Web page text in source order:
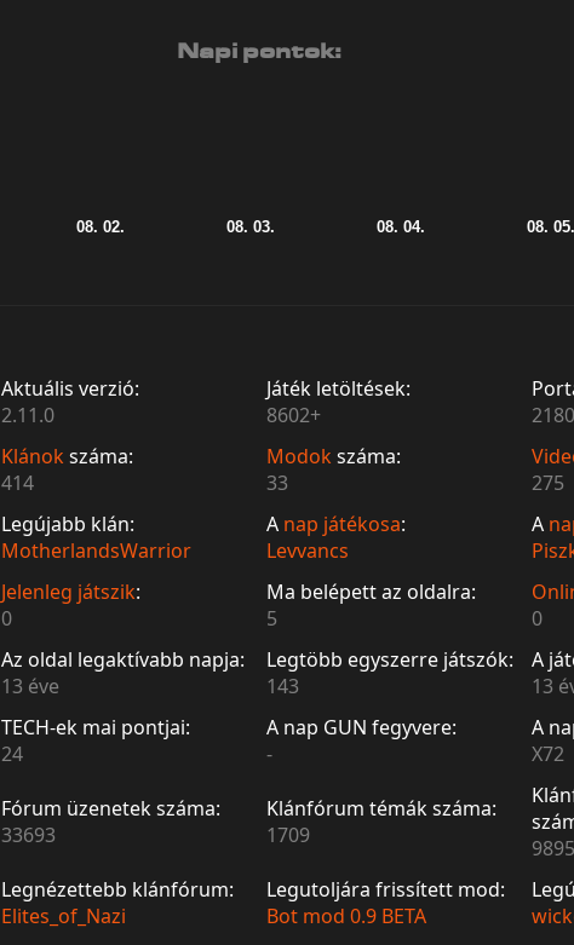
Napi pontok:
Aktuális verzió:
2.11.0
Játék letöltések:
8602+
Klánokszáma:
414
Modokszáma:
33
275
Legújabb klán:
MotherlandsWarrior
A nap játékosa:
Levvancs
A
Jelenleg játszik:
0
Ma belépett az oldalra:
5
0
Az oldal legaktívabb napja:
13 éve
Legtöbb egyszerre játszók:
143
A
13
TECH-ek mai pontjai:
24
A nap GUN fegyvere:
-
A
X72
Fórum üzenetek száma:
33693
Klánfórum témák száma:
1709
Legnézettebb klánfórum:
Elites_of_Nazi
Legutoljára frissített mod:
Bot mod 0.9 BETA